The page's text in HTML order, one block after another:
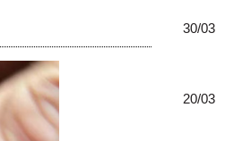
30/03
20/03